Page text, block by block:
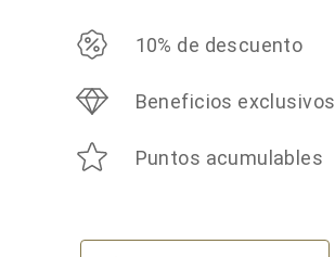
10% de descuento
Beneficios exclusivos
Puntos acumulables